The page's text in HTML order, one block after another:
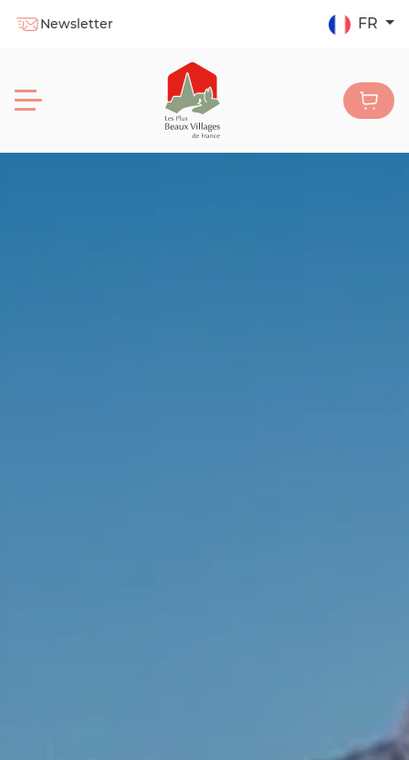
Newsletter FR